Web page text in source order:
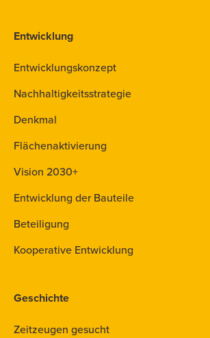
Entwicklung
Entwicklungskonzept
Nachhaltigkeitsstrategie
Denkmal
Flächenaktivierung
Vision 2030+
Entwicklung der Bauteile
Beteiligung
Kooperative Entwicklung
Geschichte
Zeitzeugen gesucht